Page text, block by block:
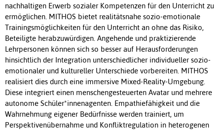
nachhaltigen Erwerb sozialer Kompetenzen für den Unterricht zu
ermöglichen. MITHOS bietet realitätsnahe sozio-emotionale
Trainingsmöglichkeiten für den Unterricht an ohne das Risiko,
Beteiligte herabzuwürdigen. Angehende und praktizierende
Lehrpersonen können sich so besser auf Herausforderungen
hinsichtlich der Integration unterschiedlicher individueller sozio-
emotionaler und kultureller Unterschiede vorbereiten. MITHOS
realisiert dies durch eine immersive Mixed-Reality-Umgebung.
Diese integriert einen menschengesteuerten Avatar und mehrere
autonome Schüler*innenagenten. Empathiefähigkeit und die
Wahrnehmung eigener Bedürfnisse werden trainiert, um
Perspektivenübernahme und Konfliktregulation in heterogenen